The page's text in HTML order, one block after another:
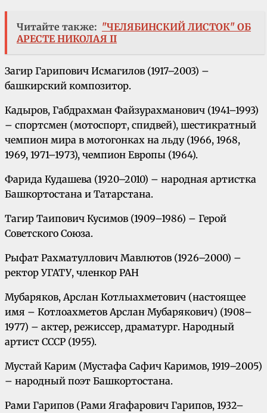
Читайте также: "ЧЕЛЯБИНСКИЙ ЛИСТОК" ОБ
АРЕСТЕ НИКОЛАЯ II
Загир Гарипович Исмагилов (1917–2003) –
башкирский композитор.
Кадыров, Габдрахман Файзурахманович (1941–1993)
– спортсмен (мотоспорт, спидвей), шестикратный
чемпион мира в мотогонках на льду (1966, 1968,
1969, 1971–1973), чемпион Европы (1964).
Фарида Кудашева (1920–2010) – народная артистка
Башкортостана и Татарстана.
Тагир Таипович Кусимов (1909–1986) – Герой
Советского Союза.
Рыфат Рахматуллович Мавлютов (1926–2000) –
ректор УГАТУ, членкор РАН
Мубаряков, Арслан Котлыахметович (настоящее
имя – Котлоахметов Арслан Мубарякович) (1908–
1977) – актер, режиссер, драматург. Народный
артист СССР (1955).
Мустай Карим (Мустафа Сафич Каримов, 1919–2005)
– народный поэт Башкортостана.
Рами Гарипов (Рами Ягафарович Гарипов, 1932–